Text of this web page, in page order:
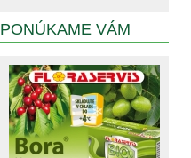
PONÚKAME VÁM